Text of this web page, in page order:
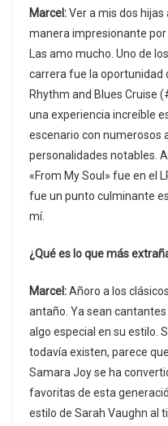
Marcel:Ver a mis dos
manera impresionante
Las amo mucho. Uno de
carrera fue la oportunidad
Rhythm and Blues Cruise
una experiencia increíble
escenario con numerosos
personalidades notables.
«From My Soul» fue en el
fue un punto culminante
mí.
¿Qué es lo que más
Marcel:Añoro a los
antaño. Ya sean
algo especial en su estilo.
todavía existen, parece
Samara Joy se ha
favoritas de esta
estilo de Sarah Vaughn al